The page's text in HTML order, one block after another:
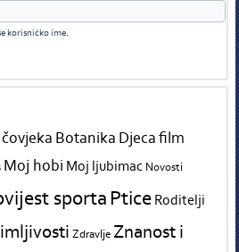
korisničko ime.
Botanika Djeca film
Moj hobi Moj ljubimac Novosti
sportaPtice Roditelji
Zdravlje Znanost i